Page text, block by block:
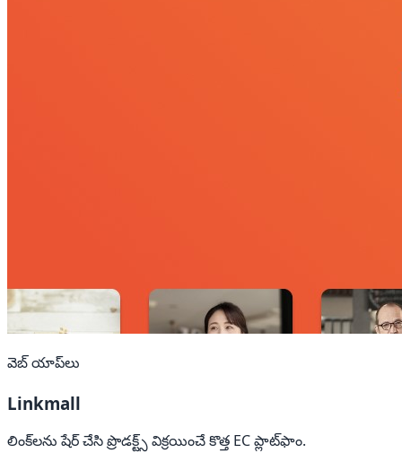
వెబ్ యాప్‌లు
Linkmall
లింక్‌లను షేర్ చేసి ప్రొడక్ట్స్ విక్రయించే కొత్త EC ప్లాట్‌ఫాం.